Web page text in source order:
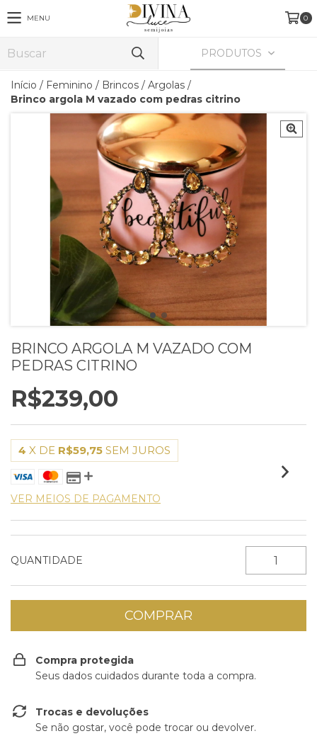
MENU 0
PRODUTOS
Início / Feminino / Brincos / Argolas /
Brinco argola M vazado com pedras citrino
BRINCO ARGOLA M VAZADO COM
PEDRAS CITRINO
R$239,00
4 X DE R$59,75 SEM JUROS
VER MEIOS DE PAGAMENTO
QUANTIDADE
Compra protegida
Seus dados cuidados durante toda a compra.
Trocas e devoluções
Se não gostar, você pode trocar ou devolver.